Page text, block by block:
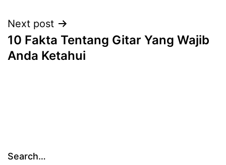
Next post
10 Fakta Tentang Gitar Yang Wajib
Anda Ketahui
Search…